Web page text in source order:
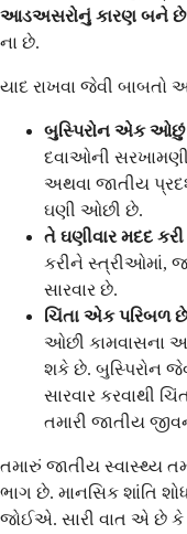
આડઅસરોનું કારણ બને
ના છે.
યાદ રાખવા જેવી બાબતો
બુસ્પિરોન એક ઓછું
દવાઓની
અથવા જાતીય
ઘણી ઓછી છે.
તે ઘણીવાર મદદ
કરીને સ્ત્રીઓમાં,
સારવાર છે.
ચિંતા એક પરિબળ
ઓછી કામવાસના
શકે છે. બુસ્પિરોન
સારવાર કરવાથી
તમારી જાતીય
તમારું જાતીય સ્વાસ્થ્ય
ભાગ છે. માનસિક શાંતિ
જોઈએ. સારી વાત એ છે કે